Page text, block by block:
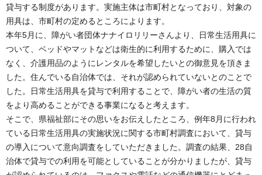
貸与する制度があります。実施主体は市町村となっており、対象の
用具は、市町村の定めるところによります。
本年5月に、障がい者団体ナナイロリリーさんより、日常生活用具に
ついて、ベッドやマットなどは衛生的に利用するために、購入では
なく、介護用品のようにレンタルを希望したいとの御意見を頂きま
した。住んでいる自治体では、それが認められていないとのことで
した。日常生活用具を貸与で利用することで、障がい者の生活の質
をより高めることができる事業になると考えます。
そこで、県福祉部にその思いをお伝えしたところ、例年8月に行われ
ている日常生活用具の実施状況に関する市町村調査において、貸与
の導入について意向調査をしていただきました。調査の結果、28自
治体で貸与での利用を可能としていることが分かりましたが、貸与